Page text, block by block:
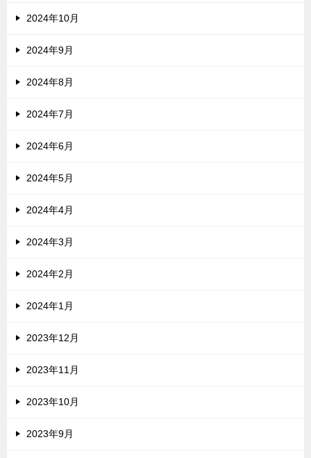
2024年10月
2024年9月
2024年8月
2024年7月
2024年6月
2024年5月
2024年4月
2024年3月
2024年2月
2024年1月
2023年12月
2023年11月
2023年10月
2023年9月